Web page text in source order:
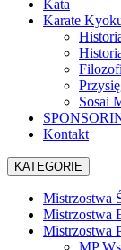
Kata
Karate
Sosai
Kontakt
KATEGORIE
Mistrzostwa
Mistrzostwa
Mistrzostwa
MP